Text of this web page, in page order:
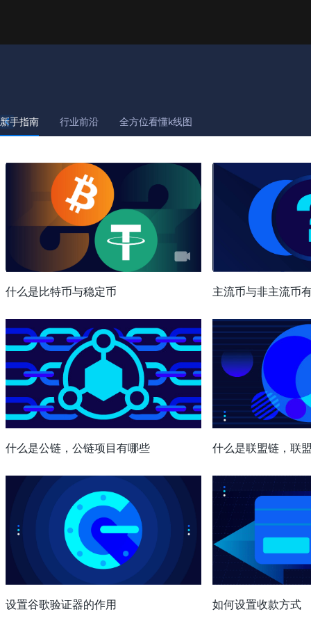
新手指南 行业前沿 全方位看懂k线图
什么是比特币与稳定币 主流币与非主流币
什么是公链，公链项目有哪些 什么是联盟链，联
设置谷歌验证器的作用 如何设置收款方式